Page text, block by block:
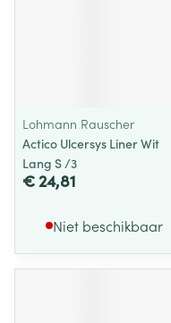
Lohmann Rauscher
Actico Ulcersys Liner Wit
Lang S /3
€ 24,81
Niet beschikbaar